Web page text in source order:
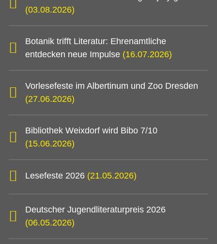
(03.08.2026)
Botanik trifft Literatur: Ehrenamtliche
entdecken neue Impulse (16.07.2026)
Vorlesefeste im Albertinum und Zoo Dresden
(27.06.2026)
Bibliothek Weixdorf wird Bibo 7/10
(15.06.2026)
Lesefeste 2026 (21.05.2026)
Deutscher Jugendliteraturpreis 2026
(06.05.2026)